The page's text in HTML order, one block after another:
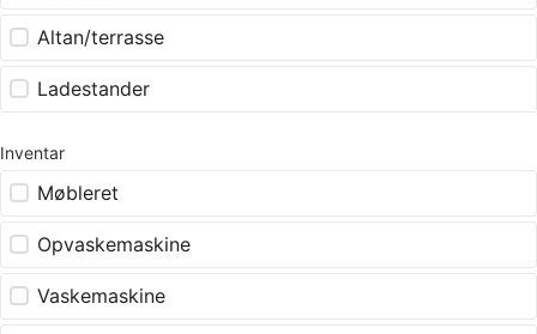
Altan/terrasse
Ladestander
Inventar
Møbleret
Opvaskemaskine
Vaskemaskine